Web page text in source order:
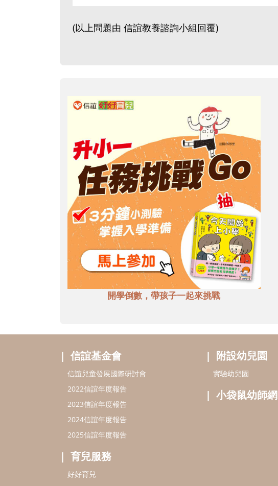
(以上問題由 信誼教養諮詢小組回覆)
開學倒數，帶孩子一起來挑戰
信誼基金會
信誼兒童發展國際研討會
2022信誼年度報告
2023信誼年度報告
2024信誼年度報告
2025信誼年度報告
育兒服務
好好育兒
附設幼兒園
實驗幼兒園
小袋鼠幼師網